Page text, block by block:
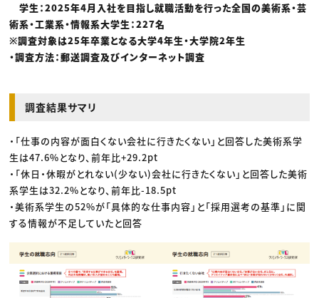
学生：2025年4月入社を目指し就職活動を行った全国の美術系・芸
術系・工業系・情報系大学生：227名
※調査対象は25年卒業となる大学4年生・大学院2年生
・調査方法：郵送調査及びインターネット調査
調査結果サマリ
・「仕事の内容が面白くない会社に行きたくない」と回答した美術系学
生は47.6%となり、前年比+29.2pt
・「休日・休暇がとれない(少ない)会社に行きたくない」と回答した美術
系学生は32.2%となり、前年比-18.5pt
・美術系学生の52%が「具体的な仕事内容」と「採用選考の基準」に関
する情報が不足していたと回答